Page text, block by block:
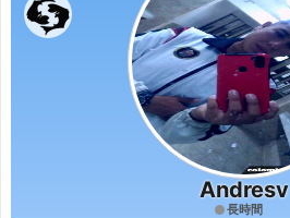
Andresv
長時間